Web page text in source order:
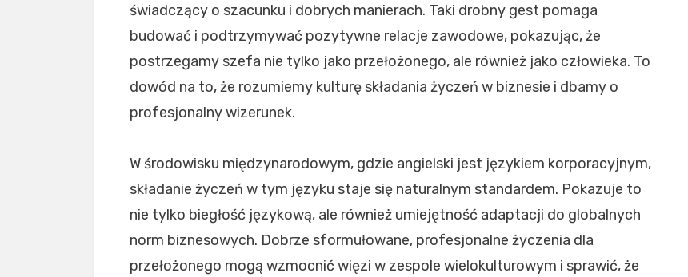
świadczący o szacunku i dobrych manierach. Taki drobny gest pomaga
budować i podtrzymywać pozytywne relacje zawodowe, pokazując, że
postrzegamy szefa nie tylko jako przełożonego, ale również jako człowieka. To
dowód na to, że rozumiemy kulturę składania życzeń w biznesie i dbamy o
profesjonalny wizerunek.
W środowisku międzynarodowym, gdzie angielski jest językiem korporacyjnym,
składanie życzeń w tym języku staje się naturalnym standardem. Pokazuje to
nie tylko biegłość językową, ale również umiejętność adaptacji do globalnych
norm biznesowych. Dobrze sformułowane, profesjonalne życzenia dla
przełożonego mogą wzmocnić więzi w zespole wielokulturowym i sprawić, że